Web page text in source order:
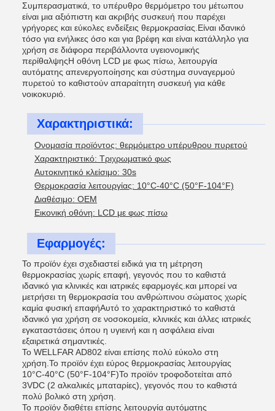
Συμπερασματικά, το υπέρυθρο θερμόμετρο του μέτωπου
είναι μια αξιόπιστη και ακριβής συσκευή που παρέχει
γρήγορες και εύκολες ενδείξεις θερμοκρασίας.Είναι ιδανικό
τόσο για ενήλικες όσο και για βρέφη και είναι κατάλληλο για
χρήση σε διάφορα περιβάλλοντα υγειονομικής
περίθαλψηςΗ οθόνη LCD με φως πίσω, λειτουργία
αυτόματης απενεργοποίησης και σύστημα συναγερμού
πυρετού το καθιστούν απαραίτητη συσκευή για κάθε
νοικοκυριό.
Χαρακτηριστικά:
Ονομασία προϊόντος: θερμόμετρο υπέρυθρου πυρετού
Χαρακτηριστικό: Τριχρωματικό φως
Αυτοκινητικό κλείσιμο: 30s
Θερμοκρασία λειτουργίας: 10°C-40°C (50°F-104°F)
Διαθέσιμο: OEM
Εικονική οθόνη: LCD με φως πίσω
Εφαρμογές:
Το προϊόν έχει σχεδιαστεί ειδικά για τη μέτρηση
θερμοκρασίας χωρίς επαφή, γεγονός που το καθιστά
ιδανικό για κλινικές και ιατρικές εφαρμογές.και μπορεί να
μετρήσει τη θερμοκρασία του ανθρώπινου σώματος χωρίς
καμία φυσική επαφήΑυτό το χαρακτηριστικό το καθιστά
ιδανικό για χρήση σε νοσοκομεία, κλινικές και άλλες ιατρικές
εγκαταστάσεις όπου η υγιεινή και η ασφάλεια είναι
εξαιρετικά σημαντικές.
Το WELLFAR AD802 είναι επίσης πολύ εύκολο στη
χρήση.Το προϊόν έχει εύρος θερμοκρασίας λειτουργίας
10°C-40°C (50°F-104°F)Το προϊόν τροφοδοτείται από
3VDC (2 αλκαλικές μπαταρίες), γεγονός που το καθιστά
πολύ βολικό στη χρήση.
Το προϊόν διαθέτει επίσης λειτουργία αυτόματης